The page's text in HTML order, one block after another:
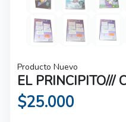
Producto Nuevo
EL PRINCIPITO///
$25.000